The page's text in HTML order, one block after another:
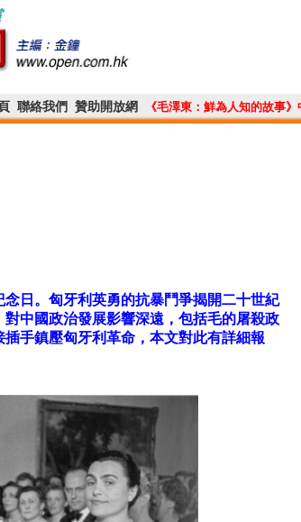
聯絡我們 贊助開放網 《毛澤東：鮮為人知的故事
日。匈牙利英勇的抗暴鬥爭揭開二十世紀
中國政治發展影響深遠，包括毛的屠殺政
手鎮壓匈牙利革命，本文對此有詳細報